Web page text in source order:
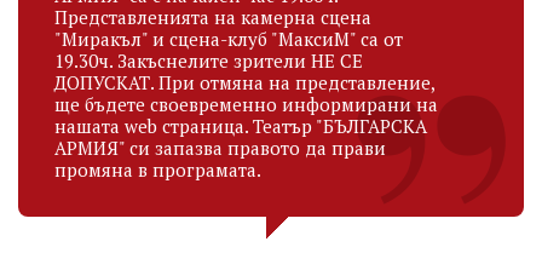
Представленията на камерна сцена
"Миракъл" и сцена-клуб "МаксиМ" са от
19.30ч. Закъснелите зрители НЕ СЕ
ДОПУСКАТ. При отмяна на представление,
ще бъдете своевременно информирани на
нашата web страница. Театър "БЪЛГАРСКА
АРМИЯ" си запазва правото да прави
промяна в програмата.